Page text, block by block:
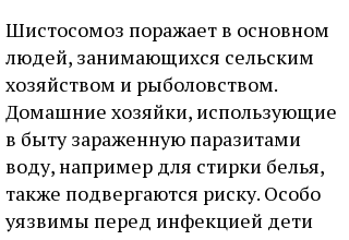
Шистосомоз поражает в основном
людей, занимающихся сельским
хозяйством и рыболовством.
Домашние хозяйки, использующие
в быту зараженную паразитами
воду, например для стирки белья,
также подвергаются риску. Особо
уязвимы перед инфекцией дети